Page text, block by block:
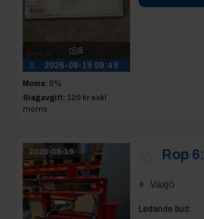
5
2026-08-19 09:49
Moms: 0%
Slagavgift: 120 kr exkl.
moms
2026-08-19 Rop 6:
Växjö
Ledande bud :